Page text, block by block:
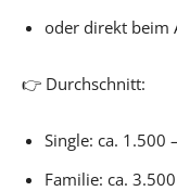
oder direkt beim
👉 Durchschnitt:
Single: ca. 1.500
Familie: ca.